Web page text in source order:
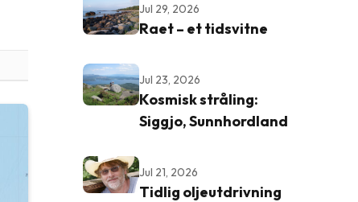
Jul 29, 2026
Raet – et tidsvitne
Jul 23, 2026
Kosmisk stråling:
Siggjo, Sunnhordland
Jul 21, 2026
Tidlig oljeutdrivning